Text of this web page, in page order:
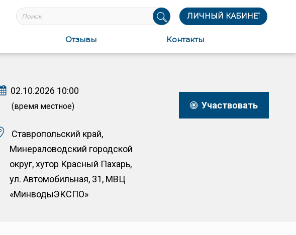
ЛИЧНЫЙ КАБИНЕТ
Отзывы Контакты
02.10.2026 10:00
(время местное)
Ставропольский край,
Минераловодский городской
округ, хутор Красный Пахарь,
ул. Автомобильная, 31, МВЦ
«МинводыЭКСПО»
Участвовать